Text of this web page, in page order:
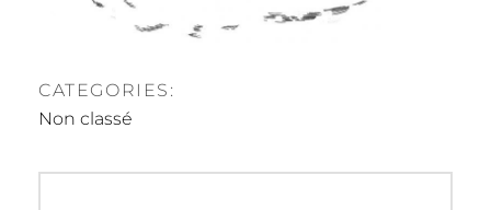
CATEGORIES:
Non classé